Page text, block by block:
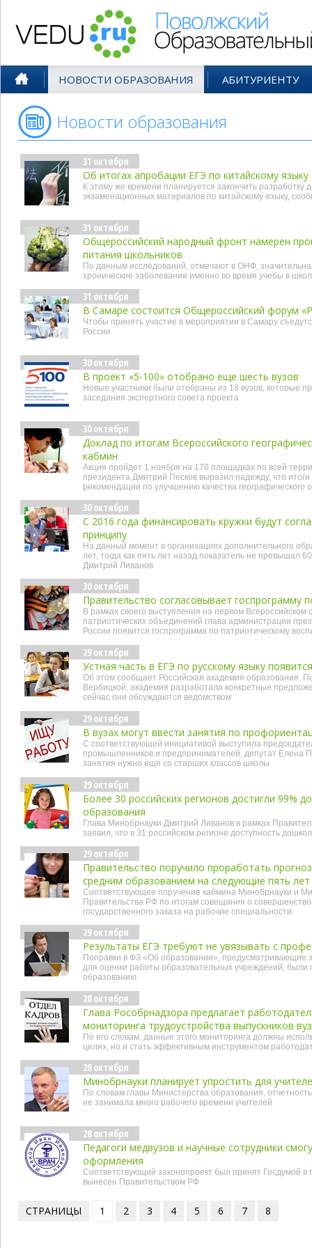
НОВОСТИ ОБРАЗОВАНИЯ АБИТУРИЕНТУ
Новости образования
31 октября
Об итогах апробации ЕГЭ по китайскому
К этому же времени планируется закончить разработку
экзаменационных материалов по китайскому языку,
31 октября
Общероссийский народный фронт намерен
питания школьников
По данным исследований, отмечают в ОНФ,
хронические заболевания именно во время учебы в
31 октября
В Самаре состоится Общероссийский форум
Чтобы принять участие в мероприятии в Самару
России
30 октября
В проект «5-100» отобрано еще шесть вузов
Новые участники были отобраны из 18 вузов, которые
заседания экспертного совета проекта
30 октября
Доклад по итогам Всероссийского
кабмин
Акция пройдет 1 ноября на 170 площадках по всей
президента Дмитрий Песков выразил надежду, что итоги
рекомендации по улучшению качества географического
30 октября
С 2016 года финансировать кружки будут
принципу
На данный момент в организациях дополнительного
лет, тогда как пять лет назад показатель не превышал
Дмитрий Ливанов
30 октября
Правительство согласовывает госпрограмму
В рамках своего выступления на первом Всероссийском
патриотических объединений глава администрации
России появится госпрограмма по патриотическому
29 октября
Устная часть в ЕГЭ по русскому языку
Об этом сообщает Российская академия образования.
Вербицкой, академия разработала конкретные
сейчас они обсуждаются ведомством
29 октября
В вузах могут ввести занятия по
С соответствующей инициативой выступила
промышленников и предпринимателей, депутат Елена
занятия нужно еще со старших классов школы
29 октября
Более 30 российских регионов достигли 99%
образования
Глава Минобрнауки Дмитрий Ливанов в рамках
заявил, что в 31 российском регионе доступность
29 октября
Правительство поручило проработать
средним образованием на следующие пять лет
Соответствующее поручение кабмина Минобрнауки и
Правительства РФ по итогам совещания о
государственного заказа на рабочие специальности
29 октября
Результаты ЕГЭ требуют не увязывать с
Поправки в ФЗ «Об образовании», предусматривающие
для оценки работы образовательных учреждений,
образованию
28 октября
Глава Рособрнадзора предлагает
мониторинга трудоустройства выпускников
По его словам, данные этого мониторинга должны
целях, но и стать эффективным инструментом
28 октября
Минобрнауки планирует упростить для
По словам главы Министерства образования,
не занимала много рабочего времени учителей
28 октября
Педагоги медвузов и научные сотрудники
оформления
Соответствующий законопроект был принят Госдумой
вынесен Правительством РФ
СТРАНИЦЫ 1 2 3 4 5 6 7 8